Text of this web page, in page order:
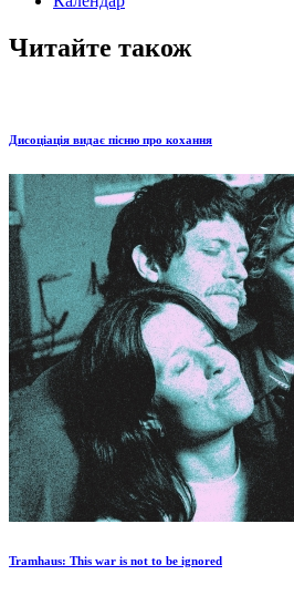
Читайте також
Дисоціація видає пісню про кохання
Tramhaus: Тhis war is not to be ignored